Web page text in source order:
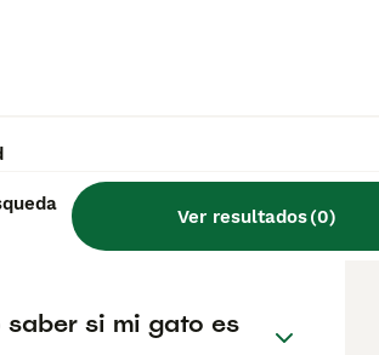
Ver resultados(0)
Manx?
saber si mi gato es